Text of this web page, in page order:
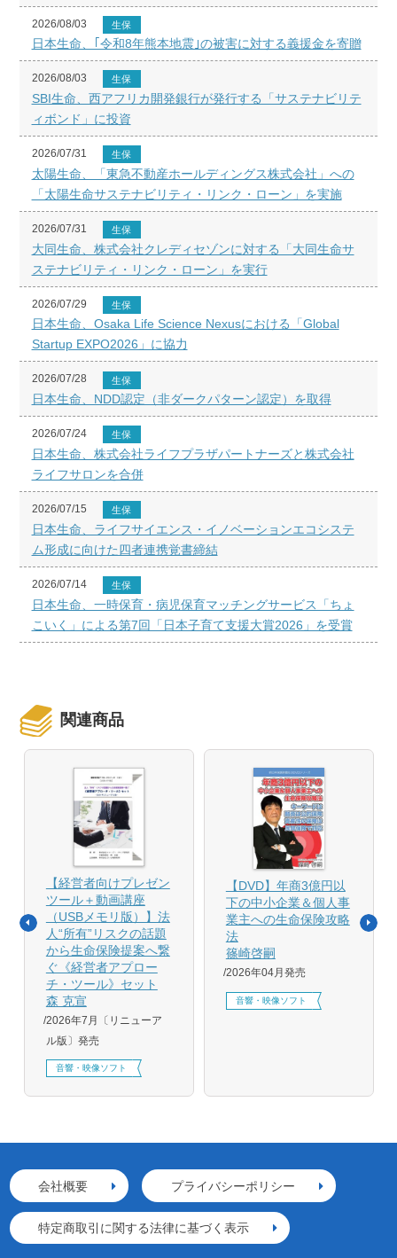
2026/08/03 生保
日本生命、｢令和8年熊本地震｣の被害に対する義援金を寄贈
2026/08/03 生保
SBI生命、西アフリカ開発銀行が発行する「サステナビリテ
ィボンド」に投資
2026/07/31 生保
太陽生命、「東急不動産ホールディングス株式会社」への
「太陽生命サステナビリティ・リンク・ローン」を実施
2026/07/31 生保
大同生命、株式会社クレディセゾンに対する「大同生命サ
ステナビリティ・リンク・ローン」を実行
2026/07/29 生保
日本生命、Osaka Life Science Nexusにおける「Global
Startup EXPO2026」に協力
2026/07/28 生保
日本生命、NDD認定（非ダークパターン認定）を取得
2026/07/24 生保
日本生命、株式会社ライフプラザパートナーズと株式会社
ライフサロンを合併
2026/07/15 生保
日本生命、ライフサイエンス・イノベーションエコシステ
ム形成に向けた四者連携覚書締結
2026/07/14 生保
日本生命、一時保育・病児保育マッチングサービス「ちょ
こいく」による第7回「日本子育て支援大賞2026」を受賞
関連商品
【経営者向けプレゼン
ツール＋動画講座
（USBメモリ版）】法
人“所有”リスクの話題
から生命保険提案へ繋
ぐ《経営者アプロー
チ・ツール》セット
森 克宣
2026年7月〔リニューア
ル版〕発売
音響・映像ソフト
【DVD】年商3億円以
下の中小企業＆個人事
業主への生命保険攻略
法
篠崎啓嗣
2026年04月発売
音響・映像ソフト
会社概要 プライバシーポリシー
特定商取引に関する法律に基づく表示